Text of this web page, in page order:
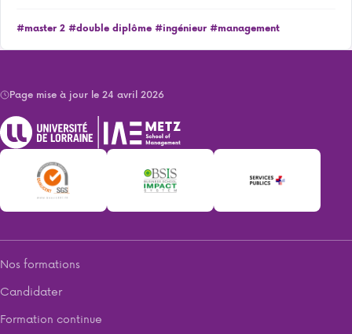
#master 2 #double diplôme #ingénieur #management
Page mise à jour le 24 avril 2026
Nos formations
Candidater
Formation continue